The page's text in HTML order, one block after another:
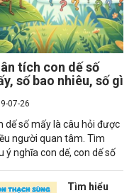
tích con dế số
số bao nhiêu, số gì
07-26
dế số mấy là câu hỏi được
người quan tâm. Tìm
ý nghĩa con dế, con dế số
trường hợp chi tiết.
Tìm hiểu